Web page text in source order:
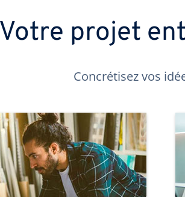
Votre projet
Concrétisez vos